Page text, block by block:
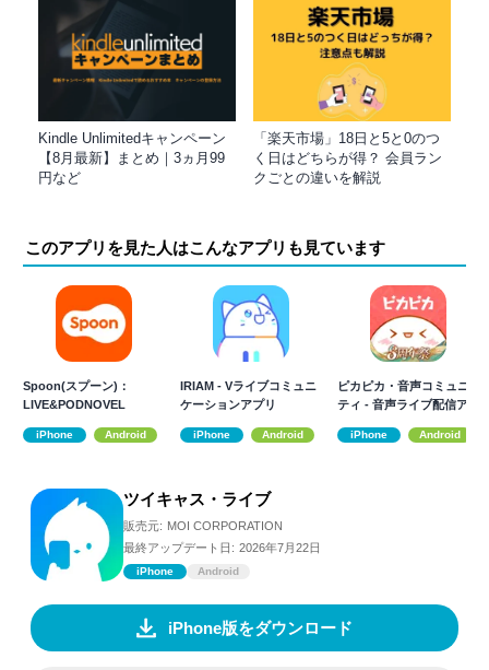
Kindle Unlimitedキャンペーン
【8月最新】まとめ｜3ヵ月99
円など
「楽天市場」18日と5と0のつ
く日はどちらが得？ 会員ラン
クごとの違いを解説
このアプリを見た人はこんなアプリも見ています
Spoon(スプーン)：
LIVE&PODNOVEL
iPhone Android
IRIAM - Vライブコミュニ
ケーションアプリ
iPhone Android
ピカピカ・音声コミュニ
ティ - 音声ライブ配信ア
iPhone Android
ツイキャス・ライブ
販売元: MOI CORPORATION
最終アップデート日: 2026年7月22日
iPhone Android
iPhone版をダウンロード